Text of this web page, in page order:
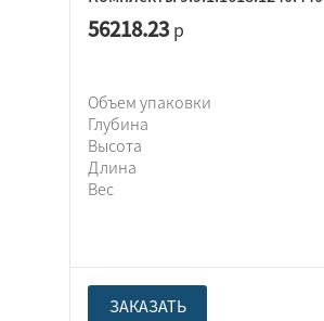
56218.23р
Объем упаковки
Глубина
Высота
Длина
Вес
ЗАКАЗАТЬ